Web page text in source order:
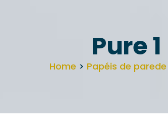
Pure 1
Home > Papéis de parede